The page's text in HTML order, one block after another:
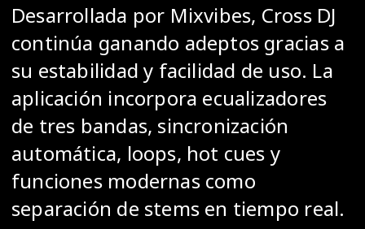
Desarrollada por Mixvibes, Cross DJ
continúa ganando adeptos gracias a
su estabilidad y facilidad de uso. La
aplicación incorpora ecualizadores
de tres bandas, sincronización
automática, loops, hot cues y
funciones modernas como
separación de stems en tiempo real.